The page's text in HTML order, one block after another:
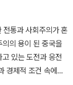
통과 사회주의가 혼
의 용이 된 중국을
있는 도전과 응전
경제적 조건 속에서